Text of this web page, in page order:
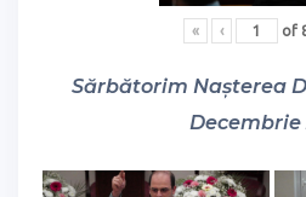
« ‹ of
Sărbătorim Nașterea
Decembrie